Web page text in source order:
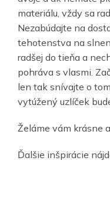
materiálu, vždy sa
Nezabúdajte na
tehotenstva na
radšej do tieňa a
pohráva s vlasmi.
len tak snívajte o
vytúžený uzlíček
Želáme vám krásne
Ďalšie inšpirácie